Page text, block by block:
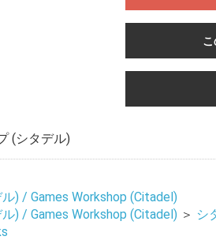
(シタデル)
) / Games Workshop (Citadel)
) / Games Workshop (Citadel) ＞ シ